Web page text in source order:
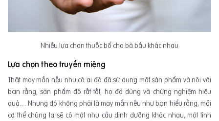
Nhiều lựa chọn thuốc bổ cho bà bầu khác nhau
Lựa chọn theo truyền miệng
Thật may mắn nếu như có ai đó đã sử dụng một sản phẩm và nói với
bạn rằng, sản phẩm đó rất tốt, họ đã dùng và chứng nghiệm hiệu
quả… Nhưng đó không phải là may mắn nếu như bạn hiểu rằng, mỗi
cơ thể chúng ta sẽ có một nhu cầu dinh dưỡng khác nhau, một tình